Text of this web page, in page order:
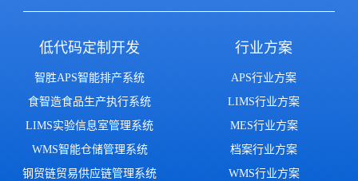
低代码定制开发
智胜APS智能排产系统
食智造食品生产执行系统
LIMS实验信息室管理系统
WMS智能仓储管理系统
钢贸链贸易供应链管理系统
行业方案
APS行业方案
LIMS行业方案
MES行业方案
档案行业方案
WMS行业方案